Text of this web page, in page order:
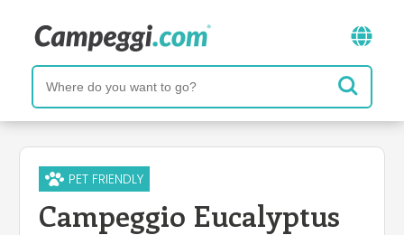
PET FRIENDLY
Campeggio Eucalyptus